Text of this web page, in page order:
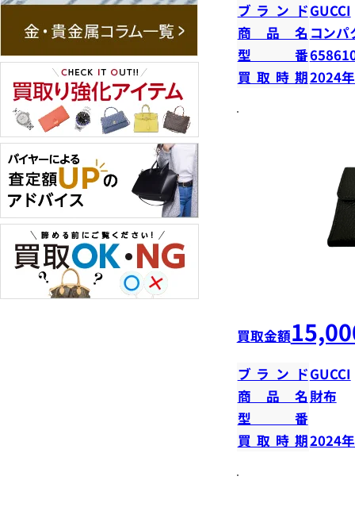
ブランドGUCCI
商品名 コンパ
型番
買取時期2024
買取金額
ブランドGUCCI
商品名 財布
型番
買取時期2024